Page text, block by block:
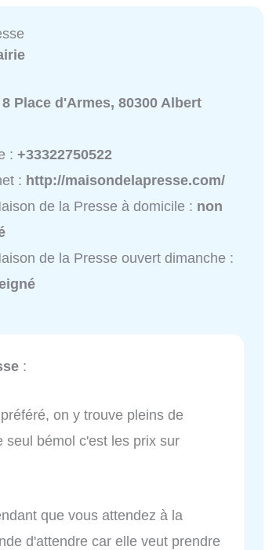
8 Place d'Armes, 80300 Albert
:+33322750522
: http://maisondelapresse.com/
de la Presse à domicile : non
de la Presse ouvert dimanche :
:
on y trouve pleins de
seul bémol c'est les prix sur
que vous attendez à la
d'attendre car elle veut prendre